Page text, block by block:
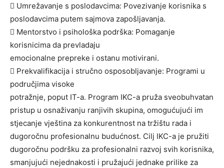
 Umrežavanje s poslodavcima: Povezivanje korisnika s
poslodavcima putem sajmova zapošljavanja.
 Mentorstvo i psihološka podrška: Pomaganje
korisnicima da prevladaju
emocionalne prepreke i ostanu motivirani.
 Prekvalifikacija i stručno osposobljavanje: Programi u
područjima visoke
potražnje, poput IT-a. Program IKC-a pruža sveobuhvatan
pristup u osnaživanju ranjivih skupina, omogućujući im
stjecanje vještina za konkurentnost na tržištu rada i
dugoročnu profesionalnu budućnost. Cilj IKC-a je pružiti
dugoročnu podršku za profesionalni razvoj svih korisnika,
smanjujući nejednakosti i pružajući jednake prilike za